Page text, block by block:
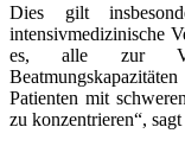
Dies gilt
intensivmedizinische
es, alle zur
Patienten mit
zu konzentrieren“,